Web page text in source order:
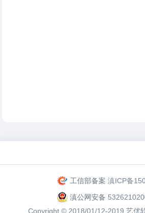
工信部备案 滇ICP备
滇公网安备
Copyright © 2018/01/12-2019 艺优